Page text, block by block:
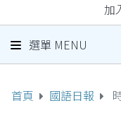
加
選單 MENU
首頁 國語日報